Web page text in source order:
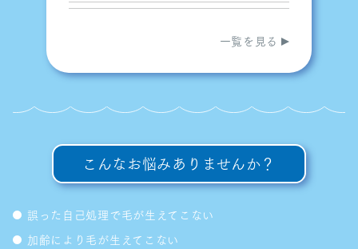
一覧を見る
こんなお悩みありませんか？
誤った自己処理で毛が生えてこない
加齢により毛が生えてこない